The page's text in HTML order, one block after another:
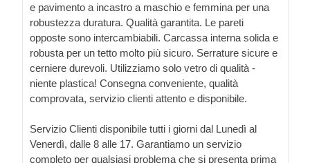
e pavimento a incastro a maschio e femmina per una
robustezza duratura. Qualità garantita. Le pareti
opposte sono intercambiabili. Carcassa interna solida e
robusta per un tetto molto più sicuro. Serrature sicure e
cerniere durevoli. Utilizziamo solo vetro di qualità -
niente plastica! Consegna conveniente, qualità
comprovata, servizio clienti attento e disponibile.
Servizio Clienti disponibile tutti i giorni dal Lunedì al
Venerdì, dalle 8 alle 17. Garantiamo un servizio
completo per qualsiasi problema che si presenta prima